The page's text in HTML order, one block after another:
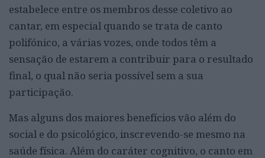
estabelece entre os membros desse coletivo ao
cantar, em especial quando se trata de canto
polifónico, a várias vozes, onde todos têm a
sensação de estarem a contribuir para o resultado
final, o qual não seria possível sem a sua
participação.
Mas alguns dos maiores benefícios vão além do
social e do psicológico, inscrevendo-se mesmo na
saúde física. Além do caráter cognitivo, o canto em